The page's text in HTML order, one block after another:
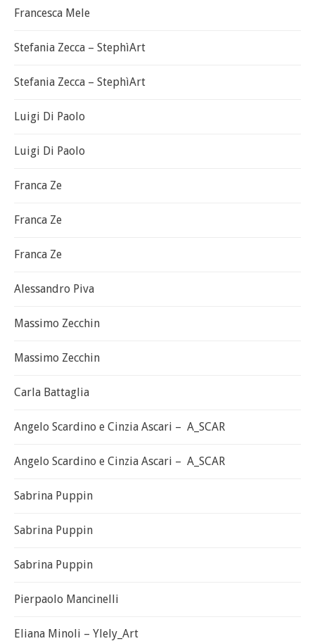
Francesca Mele
Stefania Zecca – StephìArt
Stefania Zecca – StephìArt
Luigi Di Paolo
Luigi Di Paolo
Franca Ze
Franca Ze
Franca Ze
Alessandro Piva
Massimo Zecchin
Massimo Zecchin
Carla Battaglia
Angelo Scardino e Cinzia Ascari – A_SCAR
Angelo Scardino e Cinzia Ascari – A_SCAR
Sabrina Puppin
Sabrina Puppin
Sabrina Puppin
Pierpaolo Mancinelli
Eliana Minoli – Ylely_Art